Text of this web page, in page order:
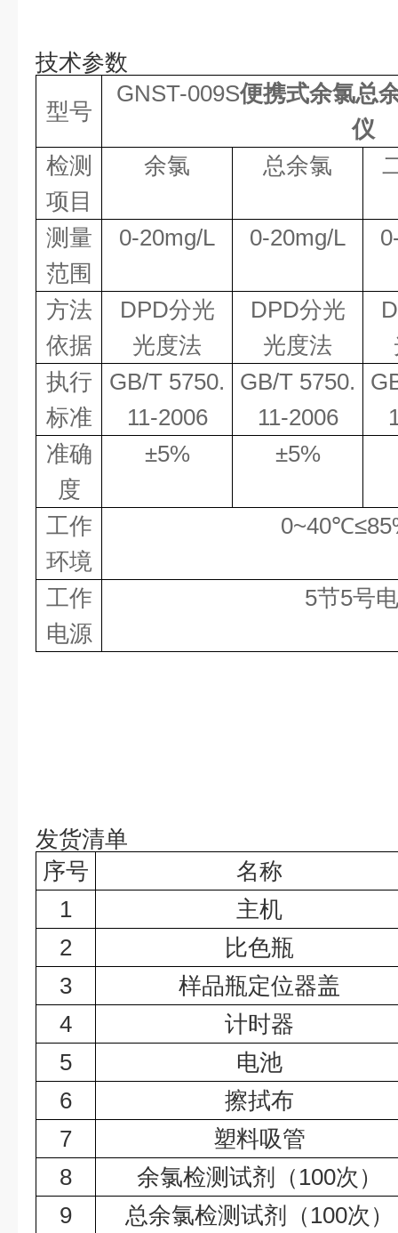
技术参数
型号
GNST-009S便携式余氯总
仪
检测
项目
余氯 总余氯
测量
范围
0-20mg/L 0-20mg/L
方法
依据
DPD分光
光度法
DPD分光
光度法
执行
标准
GB/T 5750.
11-2006
GB/T 5750.
11-2006
准确
度
±5% ±5%
工作
环境
0~40℃≤
工作
电源
5节5号
发货清单
序号
名称
1
主机
2
比色瓶
3
样品瓶定位器盖
4
计时器
5
电池
6
擦拭布
7
塑料吸管
8
余氯检测试剂（100次）
9
总余氯检测试剂（100次）